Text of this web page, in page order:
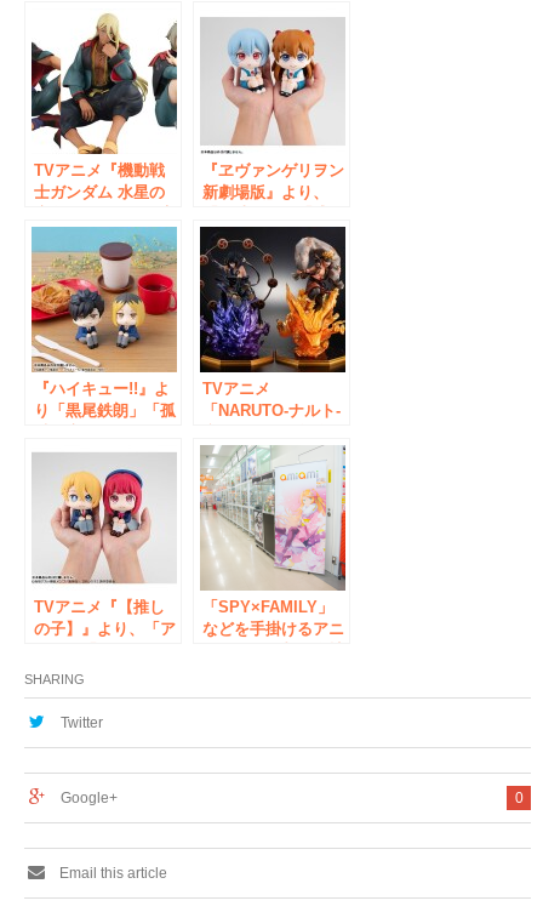
イメージしたフィギ
ュアが登場！「あみ
あみ」にて予約受付
中。
TVアニメ
『SPY×FAM ILY』
より描き下ろしビジ
ュアル「お手伝い」
を使用した、アクリ
ルスタンドプレート
が登場。
TVアニメ『機動戦
士ガンダム 水星の
「グエル」「シャデ
ィク」「エラン」が
てのひらシリーズの
フィギュアで登場。
『ヱヴァンゲリヲン
新劇場版』より、
波・アスカ・ラング
レー」が、あなたを
見上げて見つめるフ
ィギュアシリーズに
登場。
『ハイキュー!!』よ
り「黒尾鉄朗」「孤
を見上げて見つめて
いるような仕草が特
徴のフィギュアシリ
ーズに登場。
TVアニメ
「NARUTO-ナルト-
画！『うずまきナル
ト』と『うちはサス
ケ』が“風神雷神”の
衣装でフィギュアに
なって登場。
TVアニメ『【推し
の子】』より、「ア
が「るかっぷ」シリ
ーズフィギュアに登
場。「アイ」「ルビ
「SPY×FAMILY」
などを手掛けるアニ
ィシャルグッズ出張
SHARING
Twitter
0
Google+
Email this article